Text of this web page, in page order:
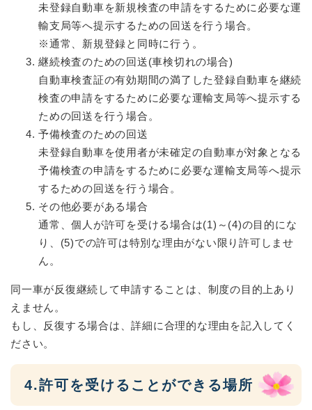
未登録自動車を新規検査の申請をするために必要な運
輸支局等へ提示するための回送を行う場合。
※通常、新規登録と同時に行う。
継続検査のための回送(車検切れの場合)
自動車検査証の有効期間の満了した登録自動車を継続
検査の申請をするために必要な運輸支局等へ提示する
ための回送を行う場合。
予備検査のための回送
未登録自動車を使用者が未確定の自動車が対象となる
予備検査の申請をするために必要な運輸支局等へ提示
するための回送を行う場合。
その他必要がある場合
通常、個人が許可を受ける場合は(1)～(4)の目的にな
り、(5)での許可は特別な理由がない限り許可しませ
ん。
同一車が反復継続して申請することは、制度の目的上あり
えません。
もし、反復する場合は、詳細に合理的な理由を記入してく
ださい。
4.許可を受けることができる場所